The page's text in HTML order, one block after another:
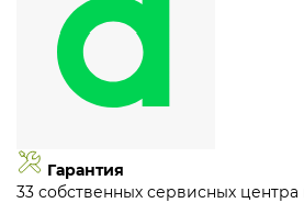
Гарантия
33 собственных сервисных